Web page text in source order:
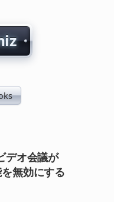
オ会議が
無効にする